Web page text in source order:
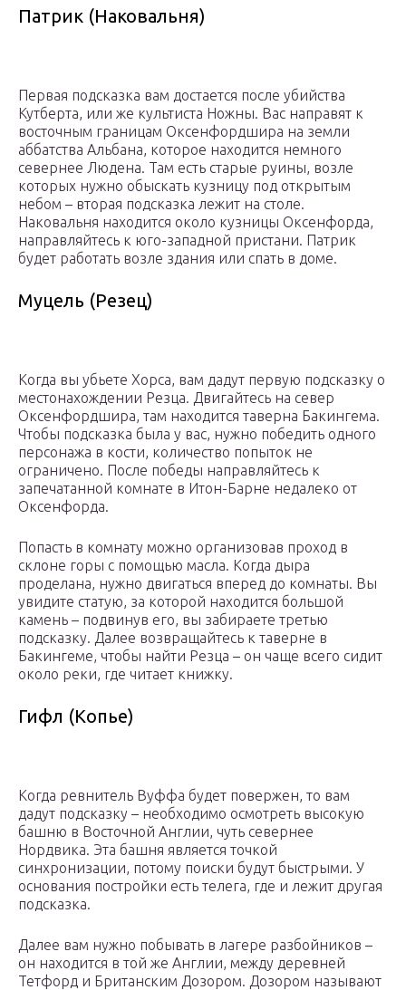
Патрик (Наковальня)
Первая подсказка вам достается после убийства
Кутберта, или же культиста Ножны. Вас направят к
восточным границам Оксенфордшира на земли
аббатства Альбана, которое находится немного
севернее Людена. Там есть старые руины, возле
которых нужно обыскать кузницу под открытым
небом – вторая подсказка лежит на столе.
Наковальня находится около кузницы Оксенфорда,
направляйтесь к юго-западной пристани. Патрик
будет работать возле здания или спать в доме.
Муцель (Резец)
Когда вы убьете Хорса, вам дадут первую подсказку о
местонахождении Резца. Двигайтесь на север
Оксенфордшира, там находится таверна Бакингема.
Чтобы подсказка была у вас, нужно победить одного
персонажа в кости, количество попыток не
ограничено. После победы направляйтесь к
запечатанной комнате в Итон-Барне недалеко от
Оксенфорда.
Попасть в комнату можно организовав проход в
склоне горы с помощью масла. Когда дыра
проделана, нужно двигаться вперед до комнаты. Вы
увидите статую, за которой находится большой
камень – подвинув его, вы забираете третью
подсказку. Далее возвращайтесь к таверне в
Бакингеме, чтобы найти Резца – он чаще всего сидит
около реки, где читает книжку.
Гифл (Копье)
Когда ревнитель Вуффа будет повержен, то вам
дадут подсказку – необходимо осмотреть высокую
башню в Восточной Англии, чуть севернее
Нордвика. Эта башня является точкой
синхронизации, потому поиски будут быстрыми. У
основания постройки есть телега, где и лежит другая
подсказка.
Далее вам нужно побывать в лагере разбойников –
он находится в той же Англии, между деревней
Тетфорд и Британским Дозором. Дозором называют